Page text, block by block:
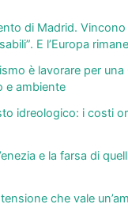
di Madrid.
E l’Europa
è lavorare per una
e ambiente
idreologico: i costi
e la farsa di
che vale